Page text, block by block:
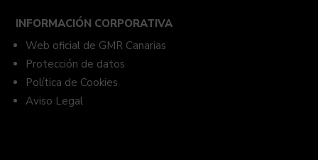
INFORMACIÓN CORPORATIVA
Web oficial de GMR Canarias
Protección de datos
Política de Cookies
Aviso Legal